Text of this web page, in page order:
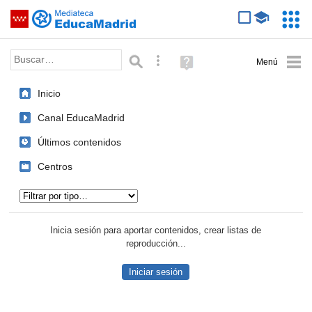
Saltar navegación
Palabra o frase: Búsqueda avanzada
Ayuda
(en
Inicio
Canal EducaMadrid
Últimos contenidos
Centros
Inicia sesión para aportar contenidos, crear listas de
reproducción...
Iniciar sesión